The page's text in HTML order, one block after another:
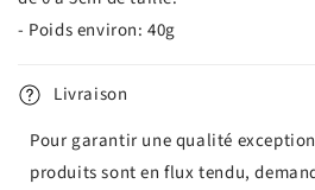
- Poids environ: 40g
Livraison
Pour garantir une qualité
produits sont en flux tendu,